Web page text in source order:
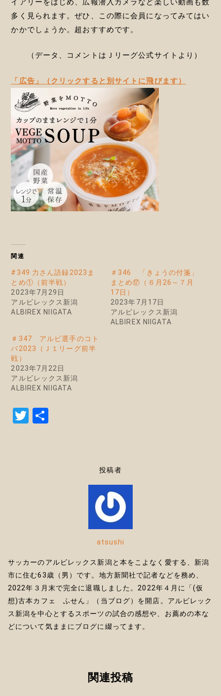
イアリーをはじめ、広報潜入カメラなど楽しい動画も数
多く見られます。ぜひ、この際に会員になってみてはい
かかでしょうか。超おすすめです。
（データ、コメントはＪリーグ公式サイトより）
「広告」（クリックすると別サイトに飛びます）
関連
#349 力さん語録2023ま
とめ①（前半戦）
2023年7月29日
アルビレックス新潟
ALBIREX NIIGATA
＃346 「きょうの付箋」
まとめ⑰（６月26～７月
17日）
2023年7月17日
アルビレックス新潟
ALBIREX NIIGATA
＃347 アルビ選手のコト
バ2023（Ｊ１リーグ前半
戦）
2023年7月22日
アルビレックス新潟
ALBIREX NIIGATA
T
投稿者
atsushi
サッカーのアルビレックス新潟と本をこよなく愛する、新潟
市に住む63歳（男）です。地方新聞社で記者などを務め、
2022年３月末で完全に退職しました。2022年４月に「(仮
想)古本カフェ ふせん」（当ブログ）を開店。アルビレック
ス新潟を中心とするスポーツの試合の感想や、お薦めの本な
どについて気ままにブログに綴ってます。
関連投稿